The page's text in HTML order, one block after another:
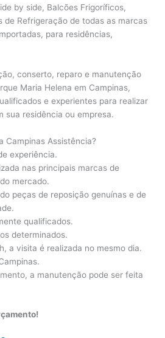
by side, Balcões Frigoríficos,
de Refrigeração de todas as marcas
para residências,
conserto, reparo e manutenção
Maria Helena em Campinas,
e experientes para realizar
sua residência ou empresa.
Campinas Assistência?
experiência.
nas principais marcas de
mercado.
peças de reposição genuínas e de
qualificados.
determinados.
a visita é realizada no mesmo dia.
a manutenção pode ser feita